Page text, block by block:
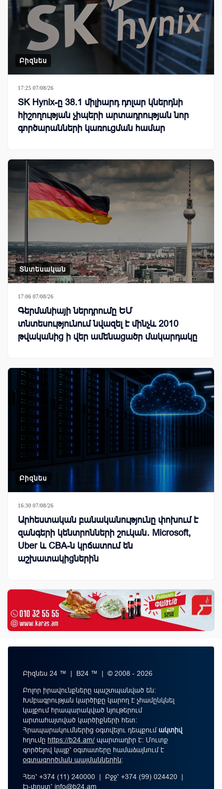
Բիզնես
17:25 07/08/26
SK Hynix-ը 38.1 միլիարդ դոլար կներդնի
հիշողության չիպերի արտադրության նոր
գործարանների կառուցման համար
Տնտեսական
17:06 07/08/26
Գերմանիայի ներդրումը ԵՄ
տնտեսությունում նվազել է մինչև 2010
թվականից ի վեր ամենացածր մակարդակը
Բիզնես
16:30 07/08/26
Արհեստական բանականությունը փոխում է
զանգերի կենտրոնների շուկան․ Microsoft,
Uber և CBA-ն կրճատում են
աշխատակիցներին
Բիզնես 24 ™ | B24 ™ | © 2008 - 2026
Բոլոր իրավունքները պաշտպանված են:
Խմբագրության կարծիքը կարող է չհամընկնել
կայքում հրապարակված նյութերում
արտահայտված կարծիքների հետ:
Հրապարակումներից օգտվելու դեպքումակտիվ
հղումը https://b24.am/ պարտադիր է: Մուտք
գործելով կայք՝ օգտատերը համաձայնում է
օգտագործման պայմաններին։
Հեռ՝ +374 (11) 240000 | Բջջ՝ +374 (99) 024420 |
Էլ-փոստ՝ info@b24.am